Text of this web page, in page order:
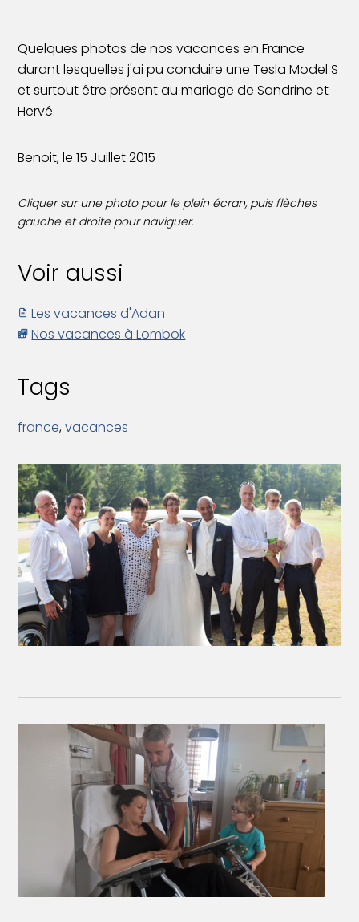
Quelques photos de nos vacances en France
durant lesquelles j'ai pu conduire une Tesla Model S
et surtout être présent au mariage de Sandrine et
Hervé.
Benoit, le 15 Juillet 2015
Cliquer sur une photo pour le plein écran, puis flèches
gauche et droite pour naviguer.
Voir aussi
Les vacances d'Adan
Nos vacances à Lombok
Tags
france,vacances